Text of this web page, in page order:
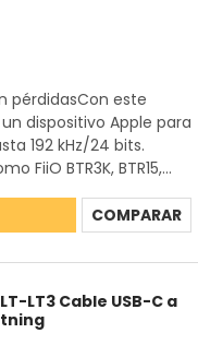
pérdidasCon este
dispositivo Apple para
192 kHz/24 bits.
BTR3K, BTR15,...
COMPARAR
LT3 Cable USB-C a